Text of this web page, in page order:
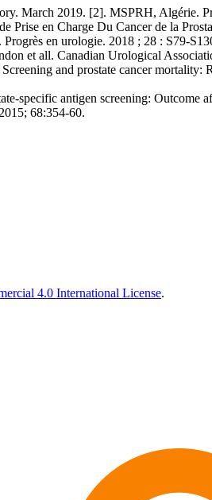
March 2019. [2]. MSPRH, Algérie.
Prise en Charge Du Cancer de la
en urologie. 2018 ; 28 : S79-
et all. Canadian Urological
and prostate cancer
specific antigen screening: Outcome
68:354-60.
4.0 International License.